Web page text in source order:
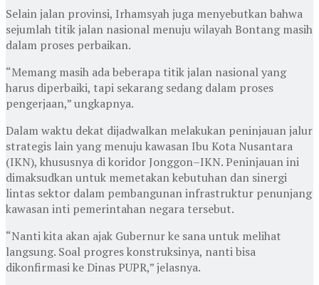
Selain jalan provinsi, Irhamsyah juga menyebutkan bahwa
sejumlah titik jalan nasional menuju wilayah Bontang masih
dalam proses perbaikan.
“Memang masih ada beberapa titik jalan nasional yang
harus diperbaiki, tapi sekarang sedang dalam proses
pengerjaan,” ungkapnya.
Dalam waktu dekat dijadwalkan melakukan peninjauan jalur
strategis lain yang menuju kawasan Ibu Kota Nusantara
(IKN), khususnya di koridor Jonggon–IKN. Peninjauan ini
dimaksudkan untuk memetakan kebutuhan dan sinergi
lintas sektor dalam pembangunan infrastruktur penunjang
kawasan inti pemerintahan negara tersebut.
“Nanti kita akan ajak Gubernur ke sana untuk melihat
langsung. Soal progres konstruksinya, nanti bisa
dikonfirmasi ke Dinas PUPR,” jelasnya.